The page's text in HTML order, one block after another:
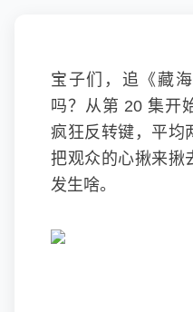
宝子们，追《藏
吗？从第 20 集开
疯狂反转键，平均
把观众的心揪来揪
发生啥。